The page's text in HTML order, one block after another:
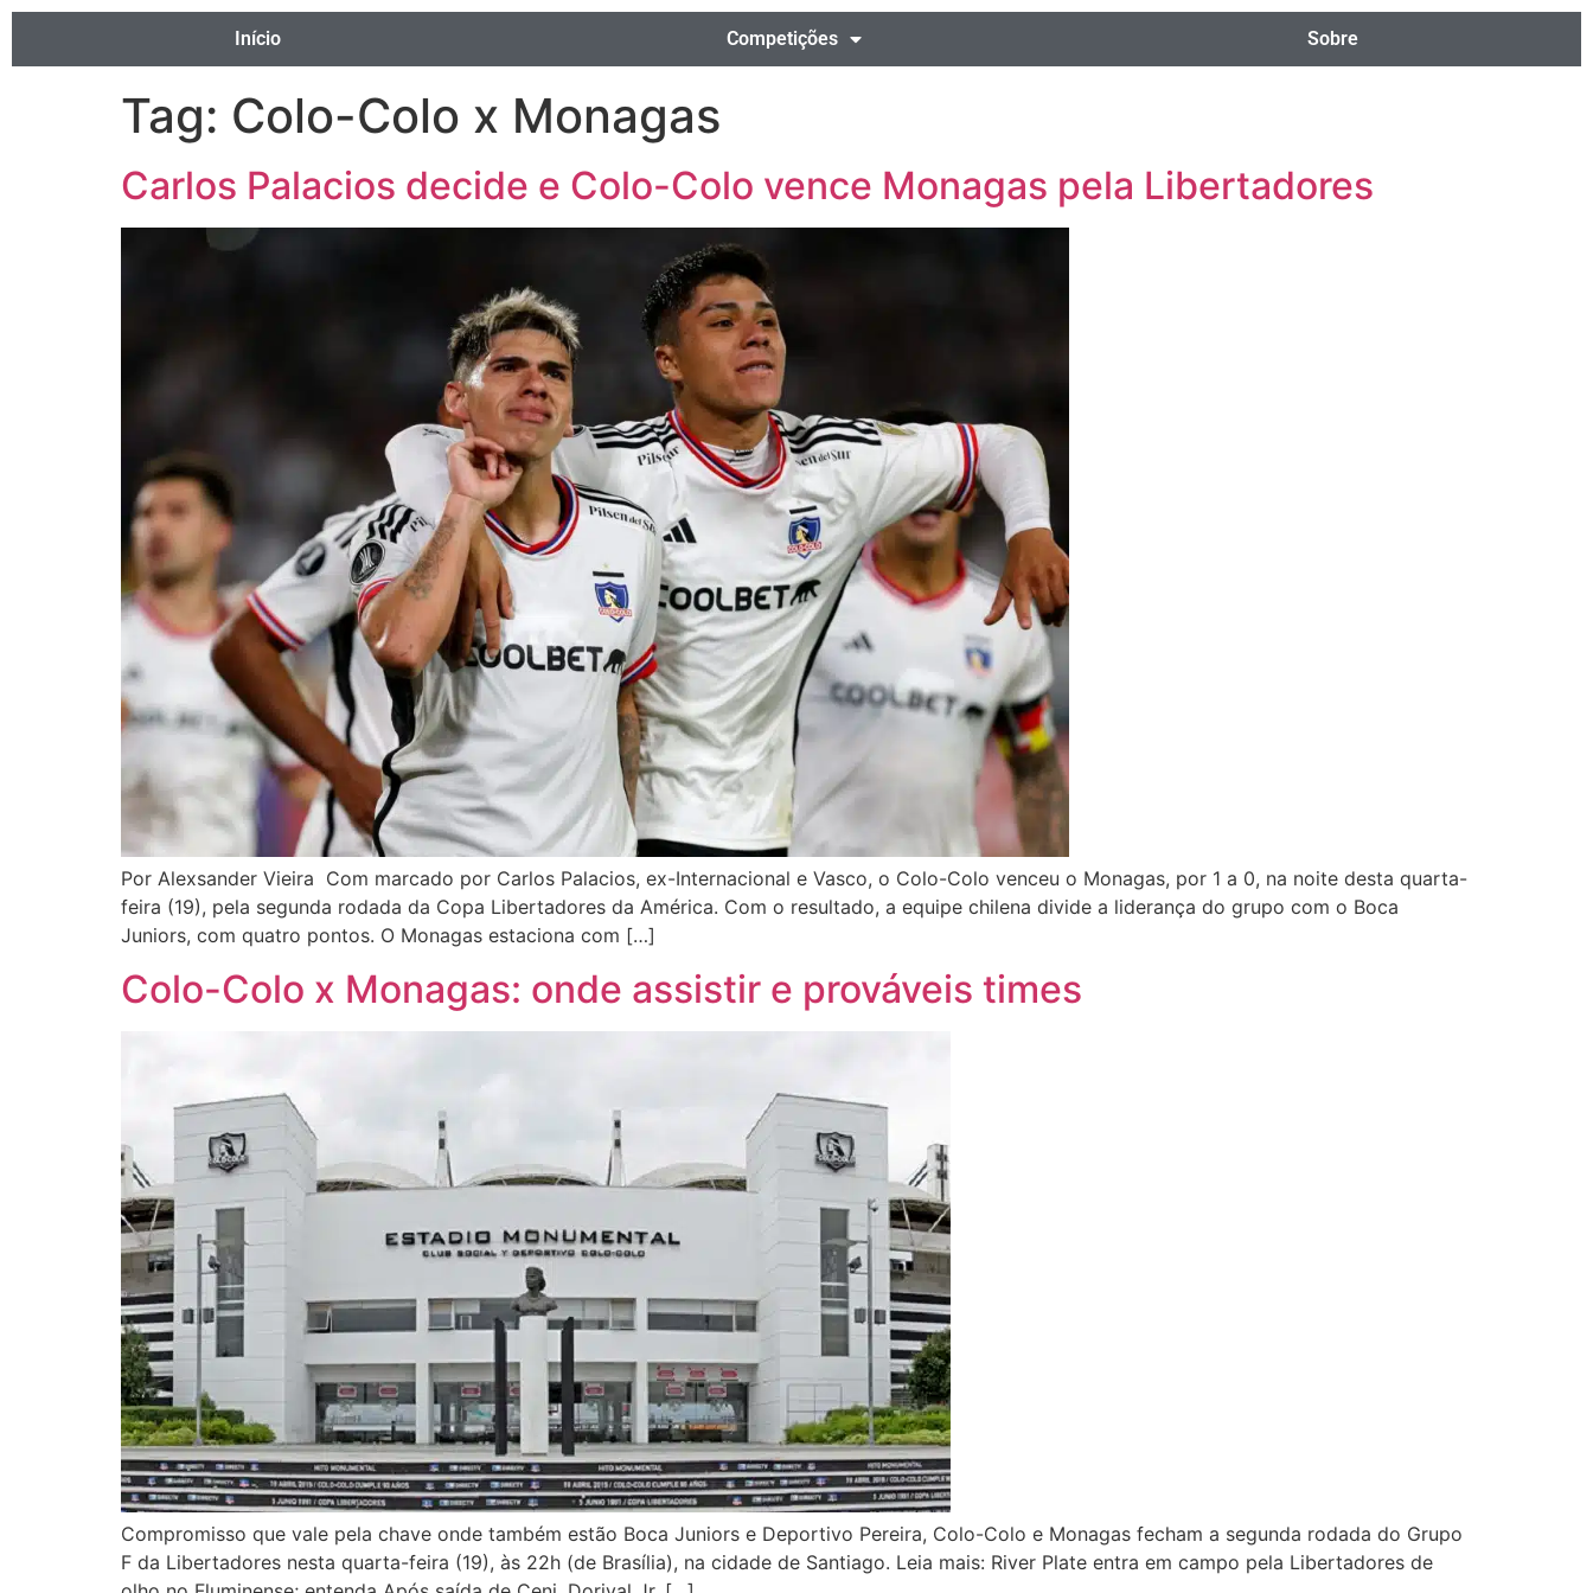
Início Competições Sobre
Tag: Colo-Colo x Monagas
Carlos Palacios decide e Colo-Colo vence Monagas pela Libertadores
Por Alexsander Vieira Com marcado por Carlos Palacios, ex-Internacional e Vasco, o Colo-Colo venceu o Monagas, por 1 a 0, na noite desta quarta-
feira (19), pela segunda rodada da Copa Libertadores da América. Com o resultado, a equipe chilena divide a liderança do grupo com o Boca
Juniors, com quatro pontos. O Monagas estaciona com […]
Colo-Colo x Monagas: onde assistir e prováveis times
Compromisso que vale pela chave onde também estão Boca Juniors e Deportivo Pereira, Colo-Colo e Monagas fecham a segunda rodada do Grupo
F da Libertadores nesta quarta-feira (19), às 22h (de Brasília), na cidade de Santiago. Leia mais: River Plate entra em campo pela Libertadores de